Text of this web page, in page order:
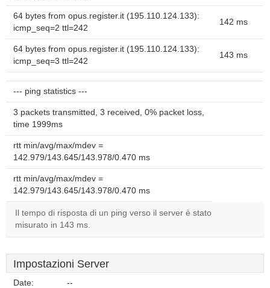
64 bytes from opus.register.it (195.110.124.133):
icmp_seq=2 ttl=242
142 ms
64 bytes from opus.register.it (195.110.124.133):
icmp_seq=3 ttl=242
143 ms
--- ping statistics ---
3 packets transmitted, 3 received, 0% packet loss,
time 1999ms
rtt min/avg/max/mdev =
142.979/143.645/143.978/0.470 ms
rtt min/avg/max/mdev =
142.979/143.645/143.978/0.470 ms
Il tempo di risposta di un ping verso il server è stato
misurato in 143 ms.
Impostazioni Server
Date: --